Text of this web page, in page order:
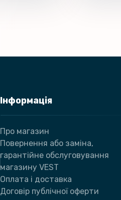
Інформація
Про магазин
Повернення або заміна,
гарантійне обслуговування
магазину VEST
Оплата і доставка
Договір публічної оферти